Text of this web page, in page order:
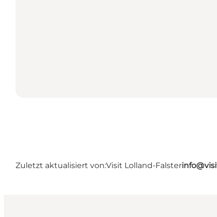
Zuletzt aktualisiert von:Visit Lolland-Falster